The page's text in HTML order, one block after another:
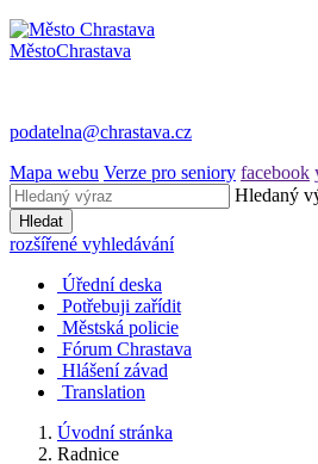
MěstoChrastava
podatelna@chrastava.cz
Mapa webu Verze pro seniory facebook
Hledaný
Hledat
rozšířené vyhledávání
Úřední deska
Potřebuji zařídit
Městská policie
Fórum Chrastava
Hlášení závad
Translation
Úvodní stránka
Radnice